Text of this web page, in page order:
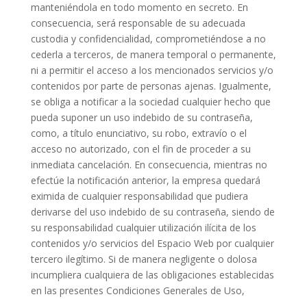
manteniéndola en todo momento en secreto. En
consecuencia, será responsable de su adecuada
custodia y confidencialidad, comprometiéndose a no
cederla a terceros, de manera temporal o permanente,
ni a permitir el acceso a los mencionados servicios y/o
contenidos por parte de personas ajenas. Igualmente,
se obliga a notificar a la sociedad cualquier hecho que
pueda suponer un uso indebido de su contraseña,
como, a título enunciativo, su robo, extravío o el
acceso no autorizado, con el fin de proceder a su
inmediata cancelación. En consecuencia, mientras no
efectúe la notificación anterior, la empresa quedará
eximida de cualquier responsabilidad que pudiera
derivarse del uso indebido de su contraseña, siendo de
su responsabilidad cualquier utilización ilícita de los
contenidos y/o servicios del Espacio Web por cualquier
tercero ilegítimo. Si de manera negligente o dolosa
incumpliera cualquiera de las obligaciones establecidas
en las presentes Condiciones Generales de Uso,